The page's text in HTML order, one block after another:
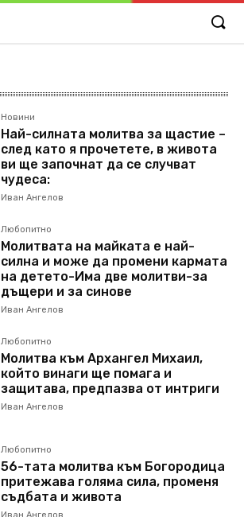
Новини
Най-силната молитва за щастие –
след като я прочетете, в живота
ви ще започнат да се случват
чудеса:
Иван Ангелов
Любопитно
Молитвата на майката е най-
силна и може да промени кармата
на детето-Има две молитви-за
дъщери и за синове
Иван Ангелов
Любопитно
Молитва към Архангел Михаил,
който винаги ще помага и
защитава, предпазва от интриги
Иван Ангелов
Любопитно
56-тата молитва към Богородица
притежава голяма сила, променя
съдбата и живота